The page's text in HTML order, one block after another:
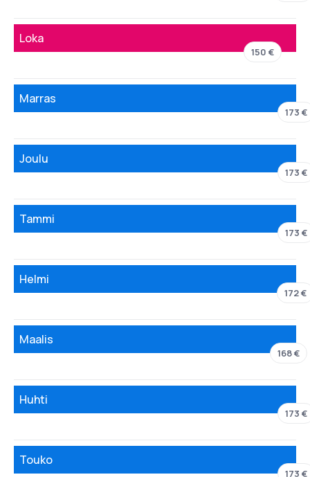
Loka
150 €
Marras
173 €
Joulu
173 €
Tammi
173 €
Helmi
172 €
Maalis
168 €
Huhti
173 €
Touko
173 €